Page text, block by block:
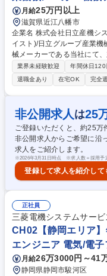
ニア＠千葉』社用車貸与/転
月給25万円以上
滋賀県近江八幡市
企業名 株式会社日立産機システム 求人名 【滋賀】サービス
イスト)/日立グループ産業機械メーカー 仕事の内容 日
械メーカーである当社にて
ロック（工場や倉庫で利用
装置)のフィールドエンジニアをお任せし
設置されている装置のアフ
応、修理・更新計画の提案
等の実作業は発生致しませ
レックス勤務になりますが
応がございます。ただし、
しております。 募集職種 【滋賀】サービスエンジニア(ホイスト)/日立グ
ループ産業機械メーカー
業界未経験歓迎 年間休日120
退職金あり
在宅OK 完全
非公開求人 は25
ご登録いただくと、約25万
非公開求人からご希望に沿
求人をご紹介します。
※2026年3月31日時点 ※求人数＝採用予
登録して求人を紹介して
正社員
三菱電機システムサー
CH02【静岡エリア
エンジニア 電気/電
月給26万3000円～41
静岡県静岡市駿河区